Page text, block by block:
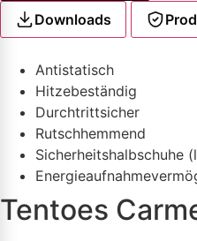
Downloads
Antistatisch
Hitzebeständig
Durchtrittsicher
Rutschhemmend
Sicherheitshalbschuhe
Tentoes